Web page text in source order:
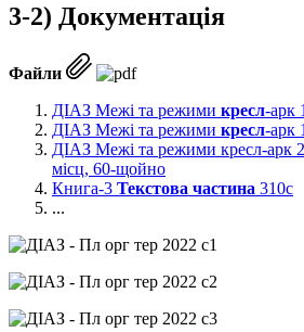
3-2) Документація
Файли
ДІАЗ Межі та режими кресл-арк
ДІАЗ Межі та режими кресл-арк
ДІАЗ Межі та режими кресл-арк 2
місц, 60-щойно
Книга-3 Текстова частина 310с
...